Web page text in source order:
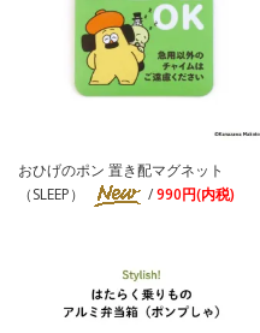
おひげのポン 置き配マグネット
（SLEEP）
/990円(内税)